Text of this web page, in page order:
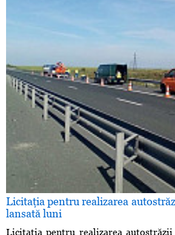
Licitaţia pentru realizarea
lansată luni
Licitaţia pentru realizarea